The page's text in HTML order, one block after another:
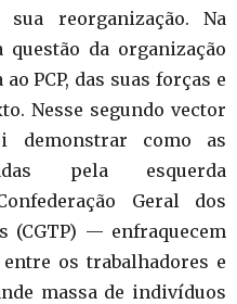
reorganização. Na
da organização
PCP, das suas forças e
Nesse segundo vector
demonstrar como as
pela esquerda
Geral dos
(CGTP) — enfraquecem
os trabalhadores e
massa de indivíduos